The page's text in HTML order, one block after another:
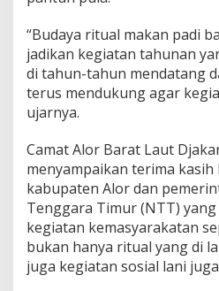
“Budaya ritual makan padi
jadikan kegiatan tahunan
di tahun-tahun mendatang
terus mendukung agar
ujarnya.
Camat Alor Barat Laut
menyampaikan terima
kabupaten Alor dan
Tenggara Timur (NTT)
kegiatan kemasyarakatan
bukan hanya ritual yang di
juga kegiatan sosial lani